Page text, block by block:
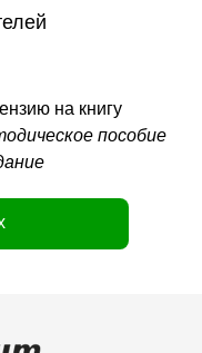
на книгу
пособие